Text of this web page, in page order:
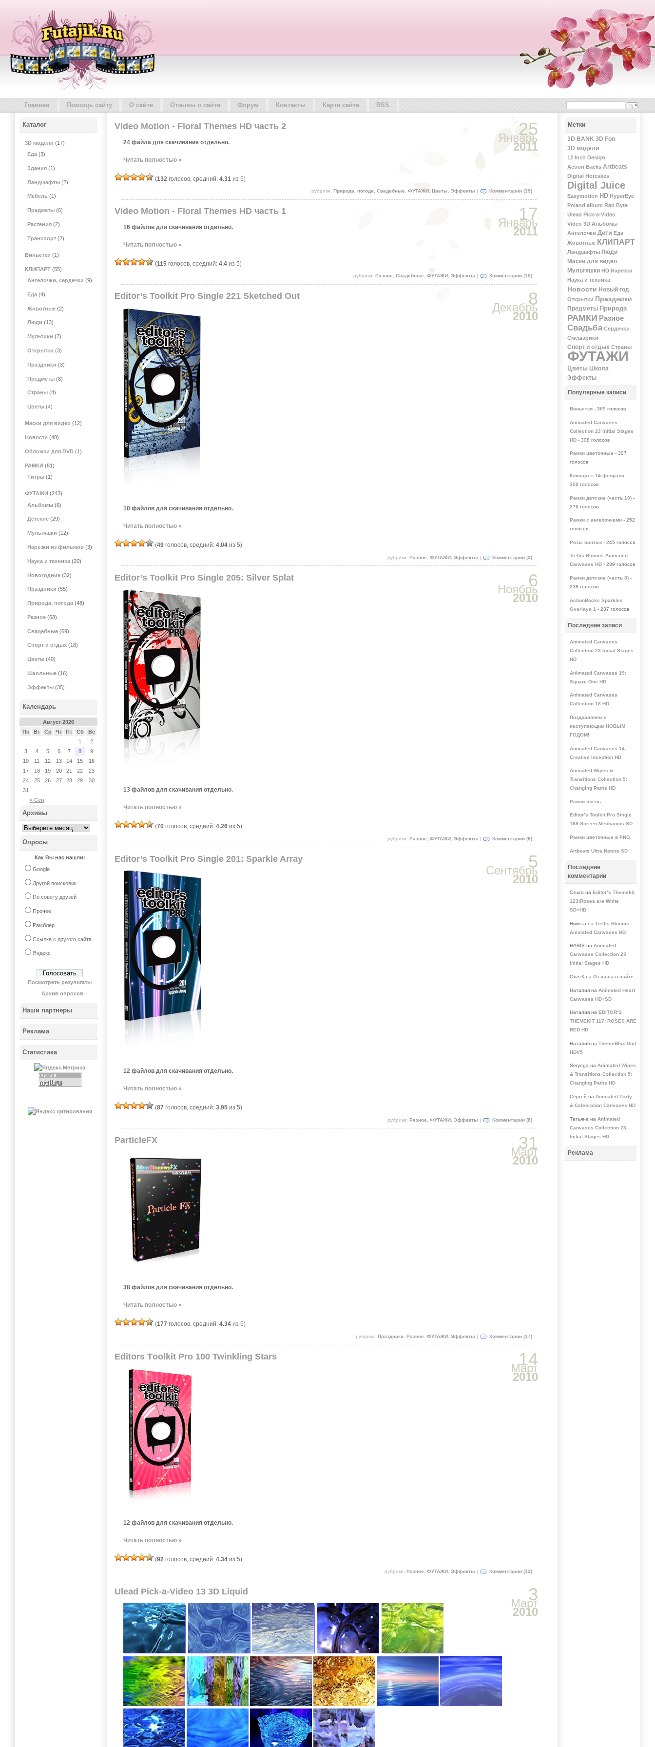
Главная Помощь сайту О сайте Отзывы о сайте Форум Контакты Карта сайта RSS
25
Январь
2011
Video Motion - Floral Themes HD часть 2
24 файла для скачивания отдельно.
Читать полностью »
(132 голосов, средний: 4.31 из 5)
рубрики: Природа, погода Свадебные ФУТАЖИ, Цветы Эффекты | Комментарии (19)
17
Январь
2011
Video Motion - Floral Themes HD часть 1
16 файлов для скачивания отдельно.
Читать полностью »
(115 голосов, средний: 4.4 из 5)
рубрики: Разное, Свадебные, ФУТАЖИ, Эффекты Комментарии (15)
8
Декабрь
2010
Editor’s Toolkit Pro Single 221 Sketched Out
10 файлов для скачивания отдельно.
Читать полностью »
(49 голосов, средний: 4.04 из 5)
рубрики: Разное ФУТАЖИ, Эффекты | Комментарии (3)
6
Ноябрь
2010
Editor’s Toolkit Pro Single 205: Silver Splat
13 файлов для скачивания отдельно.
Читать полностью »
(70 голосов, средний: 4.26 из 5)
рубрики: Разное ФУТАЖИ, Эффекты | Комментарии (8)
5
Сентябрь
2010
Editor’s Toolkit Pro Single 201: Sparkle Array
12 файлов для скачивания отдельно.
Читать полностью »
(87 голосов, средний: 3.95 из 5)
рубрики: Разное ФУТАЖИ, Эффекты | Комментарии (8)
31
Март
2010
ParticleFX
38 файлов для скачивания отдельно.
Читать полностью »
(177 голосов, средний: 4.34 из 5)
рубрики: Праздники, Разное ФУТАЖИ, Эффекты | Комментарии (17)
14
Март
2010
Еditоrs Tооlkit Pro 100 Twinkling Stаrs
12 файлов для скачивания отдельно.
Читать полностью »
(92 голосов, средний: 4.34 из 5)
рубрики: Разное, ФУТАЖИ, Эффекты | Комментарии (13)
3
Март
2010
Ulead Pick-a-Video 13 3D Liquid
Каталог
3D модели (17)
Еда (3)
Здания (1)
Ландшафты (2)
Мебель (1)
Предметы (6)
Растения (2)
Транспорт (2)
Виньетки (1)
КЛИПАРТ(55)
Ангелочки, сердечки (9)
Еда (4)
Животные (2)
Люди (13)
Мультики (7)
Открытки (3)
Праздники (3)
Предметы (8)
Страны (4)
Цветы (4)
Маски для видео (12)
Новости (48)
Обложки для DVD(1)
РАМКИ (81)
Титры (1)
ФУТАЖИ (243)
Альбомы (6)
Детские (29)
Мультяшки (12)
Нарезки из фильмов (3)
Наука и техника (20)
Новогодние (32)
Праздники (55)
Природа, погода (48)
Разное (68)
Свадебные (69)
Спорт и отдых (18)
Цветы (40)
Школьные (16)
Эффекты (35)
Календарь
Август 2026
Пн
Вт Ср Чт Пт Сб Вс
« Сен
1
2
3
4 5 6 7 8
9
10
11 12 13 14 15
16
17
18 19 20 21 22
23
24
25 26 27 28 29
30
31
Архивы
Опросы
Как Вы нас нашли:
Google
Другой поисковик
По совету друзей
Прочее
Рамблер
Ссылка с другого сайта
Яндекс
Посмотреть результаты
Архив опросов
Наши партнеры
Реклама
Статистика
Метки
3D BANK 3D Fon
3D модели
12 Inch Design
Action Backs Artbeats
Digital Hotcakes
Digital Juice
Easymotion HD HyperEye
Poland album Rab Byte
Ulead Pick-a-Video
Video 3D Альбомы
Ангелочки Дети Еда
Животные КЛИПАРТ
Ландшафты Люди
Маски для видео
Мультяшки НD Нарезки
Наука и техника
Новости Новый год
Открытки Праздники
Предметы Природа
РАМКИ Разное
Свадьба Сердечки
Смешарики
Спорт и отдых Страны
ФУТАЖИ
Цветы Школа
Эффекты
Популярные записи
Виньетки- 365 голосов
Animated Canvases
Collection 23 Initial Stages
HD- 308 голосов
Рамки цветочные - 307
голосов
Клипарт к 14 февраля -
306 голосов
Рамки детские (часть 10)-
276 голосов
Рамки с ангелочками- 252
голосов
Розы винтаж- 245 голосов
Trellis Blooms Animated
Canvases HD- 239 голосов
Рамки детские (часть 8)-
238 голосов
ActionBacks Sparkles
Overlays 1 - 237 голосов
Последние записи
Animated Canvases
Collection 23 Initial Stages
HD
Animated Canvases 19:
Square One HD
Animated Canvases
Collection 18 HD
Поздравляем с
наступающим НОВЫМ
ГОДОМ!
Animated Canvases 14:
Creative Inception HD
Animated Wipes &
Transitions Collection 5:
Changing Paths HD
Рамки осень
Editor’s Toolkit Pro Single
168 Screen Mechanics SD
Рамки цветочные в PNG
Artbeats Ultra Nature SD
Последние
комментарии
Ольга на Editor’s Themekit
123:Roses are White
SD+HD
Никита на Trellis Blooms
Animated Canvases HD
HABIB на Animated
Canvases Collection 23
Initial Stages HD
ОлегК на Отзывы о сайте
Наталия на Animated Heart
Canvases HD+SD
Наталия на EDITOR’S
THEMEKIT 117: ROSES ARE
RED HD
Наталия на ThemeBlox Unit
HDV5
Seryoga на Animated Wipes
& Transitions Collection 5:
Changing Paths HD
Сергей на Animated Party
& Celebration Canvases HD
Татьяна на Animated
Canvases Collection 23
Initial Stages HD
Реклама